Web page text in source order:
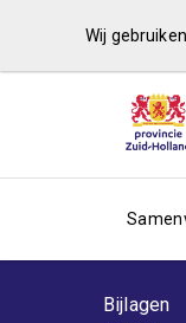
Wij
Bijlagen